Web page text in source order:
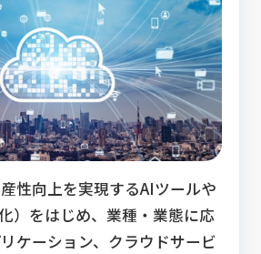
性向上を実現するAIツールや
）をはじめ、業種・業態に応
ケーション、クラウドサービ